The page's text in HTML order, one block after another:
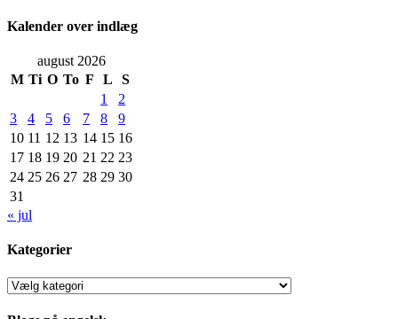
Kalender over indlæg
august 2026
M Ti O To F L
S
1
2
3
4 5 6 7 8
9
10 11 12 13 14 15 16
17 18 19 20 21 22 23
24 25 26 27 28 29 30
31
« jul
Kategorier
Kategorier